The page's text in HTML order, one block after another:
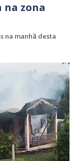
zona
na manhã desta